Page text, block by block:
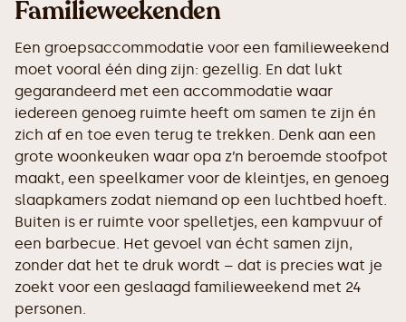
Familieweekenden
Een groepsaccommodatie voor een familieweekend
moet vooral één ding zijn: gezellig. En dat lukt
gegarandeerd met een accommodatie waar
iedereen genoeg ruimte heeft om samen te zijn én
zich af en toe even terug te trekken. Denk aan een
grote woonkeuken waar opa z’n beroemde stoofpot
maakt, een speelkamer voor de kleintjes, en genoeg
slaapkamers zodat niemand op een luchtbed hoeft.
Buiten is er ruimte voor spelletjes, een kampvuur of
een barbecue. Het gevoel van écht samen zijn,
zonder dat het te druk wordt – dat is precies wat je
zoekt voor een geslaagd familieweekend met 24
personen.